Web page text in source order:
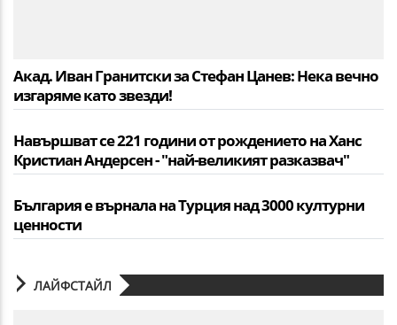
Акад. Иван Гранитски за Стефан Цанев: Нека вечно
изгаряме като звезди!
Навършват се 221 години от рождението на Ханс
Кристиан Андерсен - "най-великият разказвач"
България е върнала на Турция над 3000 културни
ценности
ЛАЙФСТАЙЛ